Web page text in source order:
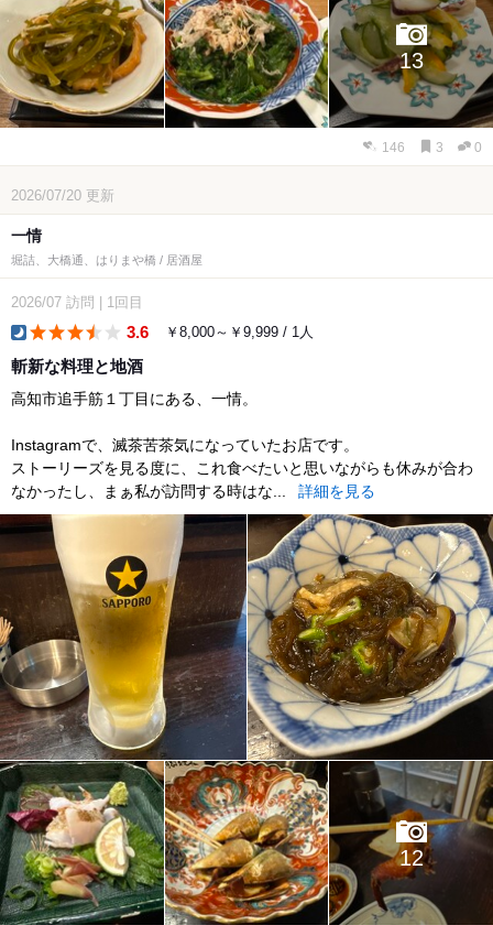
13
146 3 0
2026/07/20 更新
一情
堀詰、大橋通、はりまや橋 / 居酒屋
2026/07 訪問 | 1回目
3.6 ￥8,000～￥9,999 / 1人
斬新な料理と地酒
高知市追手筋１丁目にある、一情。
Instagramで、滅茶苦茶気になっていたお店です。
ストーリーズを見る度に、これ食べたいと思いながらも休みが合わ
なかったし、まぁ私が訪問する時はな...
詳細を見る
12